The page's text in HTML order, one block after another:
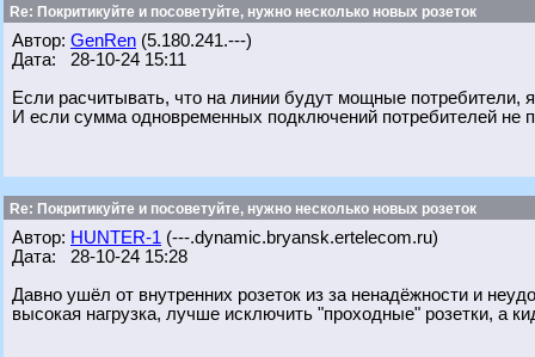
Re: Покритикуйте и посоветуйте, нужно несколько новых розеток
Автор: GenRen (5.180.241.---)
Дата: 28-10-24 15:11
Если расчитывать, что на линии будут мощные потребители,
И если сумма одновременных подключений потребителей не
Re: Покритикуйте и посоветуйте, нужно несколько новых розеток
Автор: HUNTER-1 (---.dynamic.bryansk.ertelecom.ru)
Дата: 28-10-24 15:28
Давно ушёл от внутренних розеток из за ненадёжности и
высокая нагрузка, лучше исключить "проходные" розетки, а